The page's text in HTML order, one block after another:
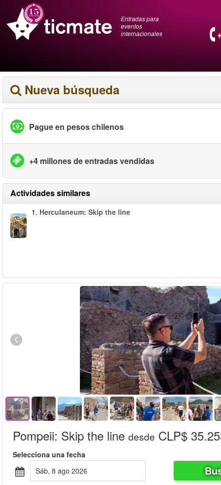
Entradas para
eventos
internacionales
Nueva búsqueda
Pague en pesos chilenos
+4 millones de entradas vendidas
Actividades similares
1. Herculaneum: Skip the line
Pompeii: Skip the line desde CLP$
Selecciona una fecha
sáb, 8 ago 2026